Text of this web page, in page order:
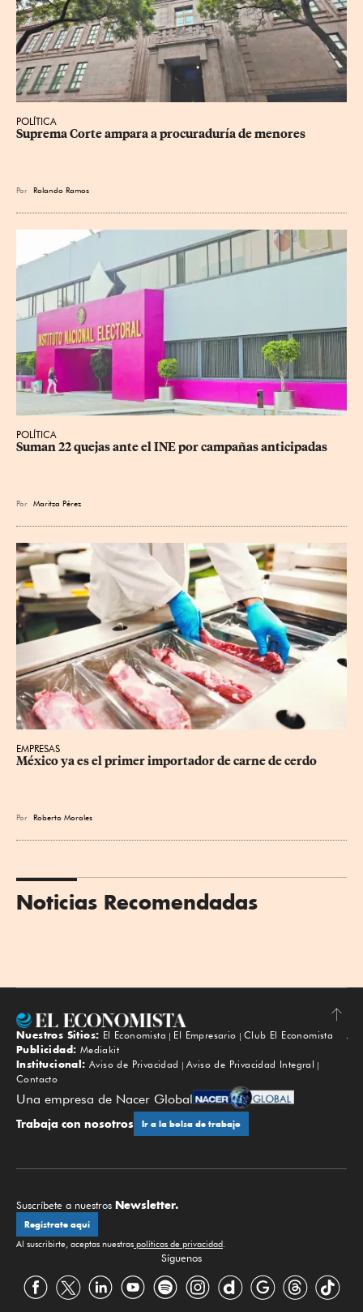
POLÍTICA
Suprema Corte ampara a procuraduría de menores
Por Rolando Ramos
POLÍTICA
Suman 22 quejas ante el INE por campañas anticipadas
Por Maritza Pérez
EMPRESAS
México ya es el primer importador de carne de cerdo
Por Roberto Morales
Noticias Recomendadas
Subir
Nuestros Sitios: El Economista El Empresario
Club El Economista
Publicidad: Mediakit
Institucional: Aviso de Privacidad
Aviso de Privacidad Integral
Contacto
Una empresa de Nacer Global
Trabaja con nosotros Ir a la bolsa de trabajo
Suscríbete a nuestros Newsletter.
Regístrate aquí
Al suscribirte, aceptas nuestras políticas de privacidad.
Síguenos